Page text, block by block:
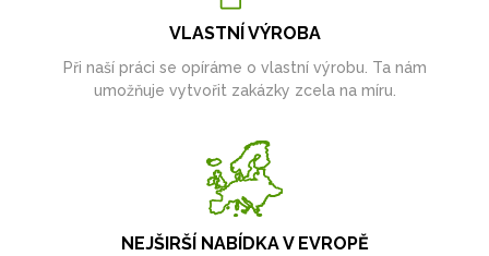
VLASTNÍ VÝROBA
Při naší práci se opíráme o vlastní výrobu. Ta nám
umožňuje vytvořit zakázky zcela na míru.
NEJŠIRŠÍ NABÍDKA V EVROPĚ